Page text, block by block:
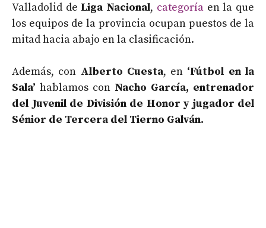
Valladolid de Liga Nacional, categoríaen la que
los equipos de la provincia ocupan puestos de la
mitad hacia abajo en la clasificación.
Además, con Alberto Cuesta, en ‘Fútbol en la
Sala’ hablamos con Nacho García, entrenador
del Juvenil de División de Honor y jugador del
Sénior de Tercera del Tierno Galván.